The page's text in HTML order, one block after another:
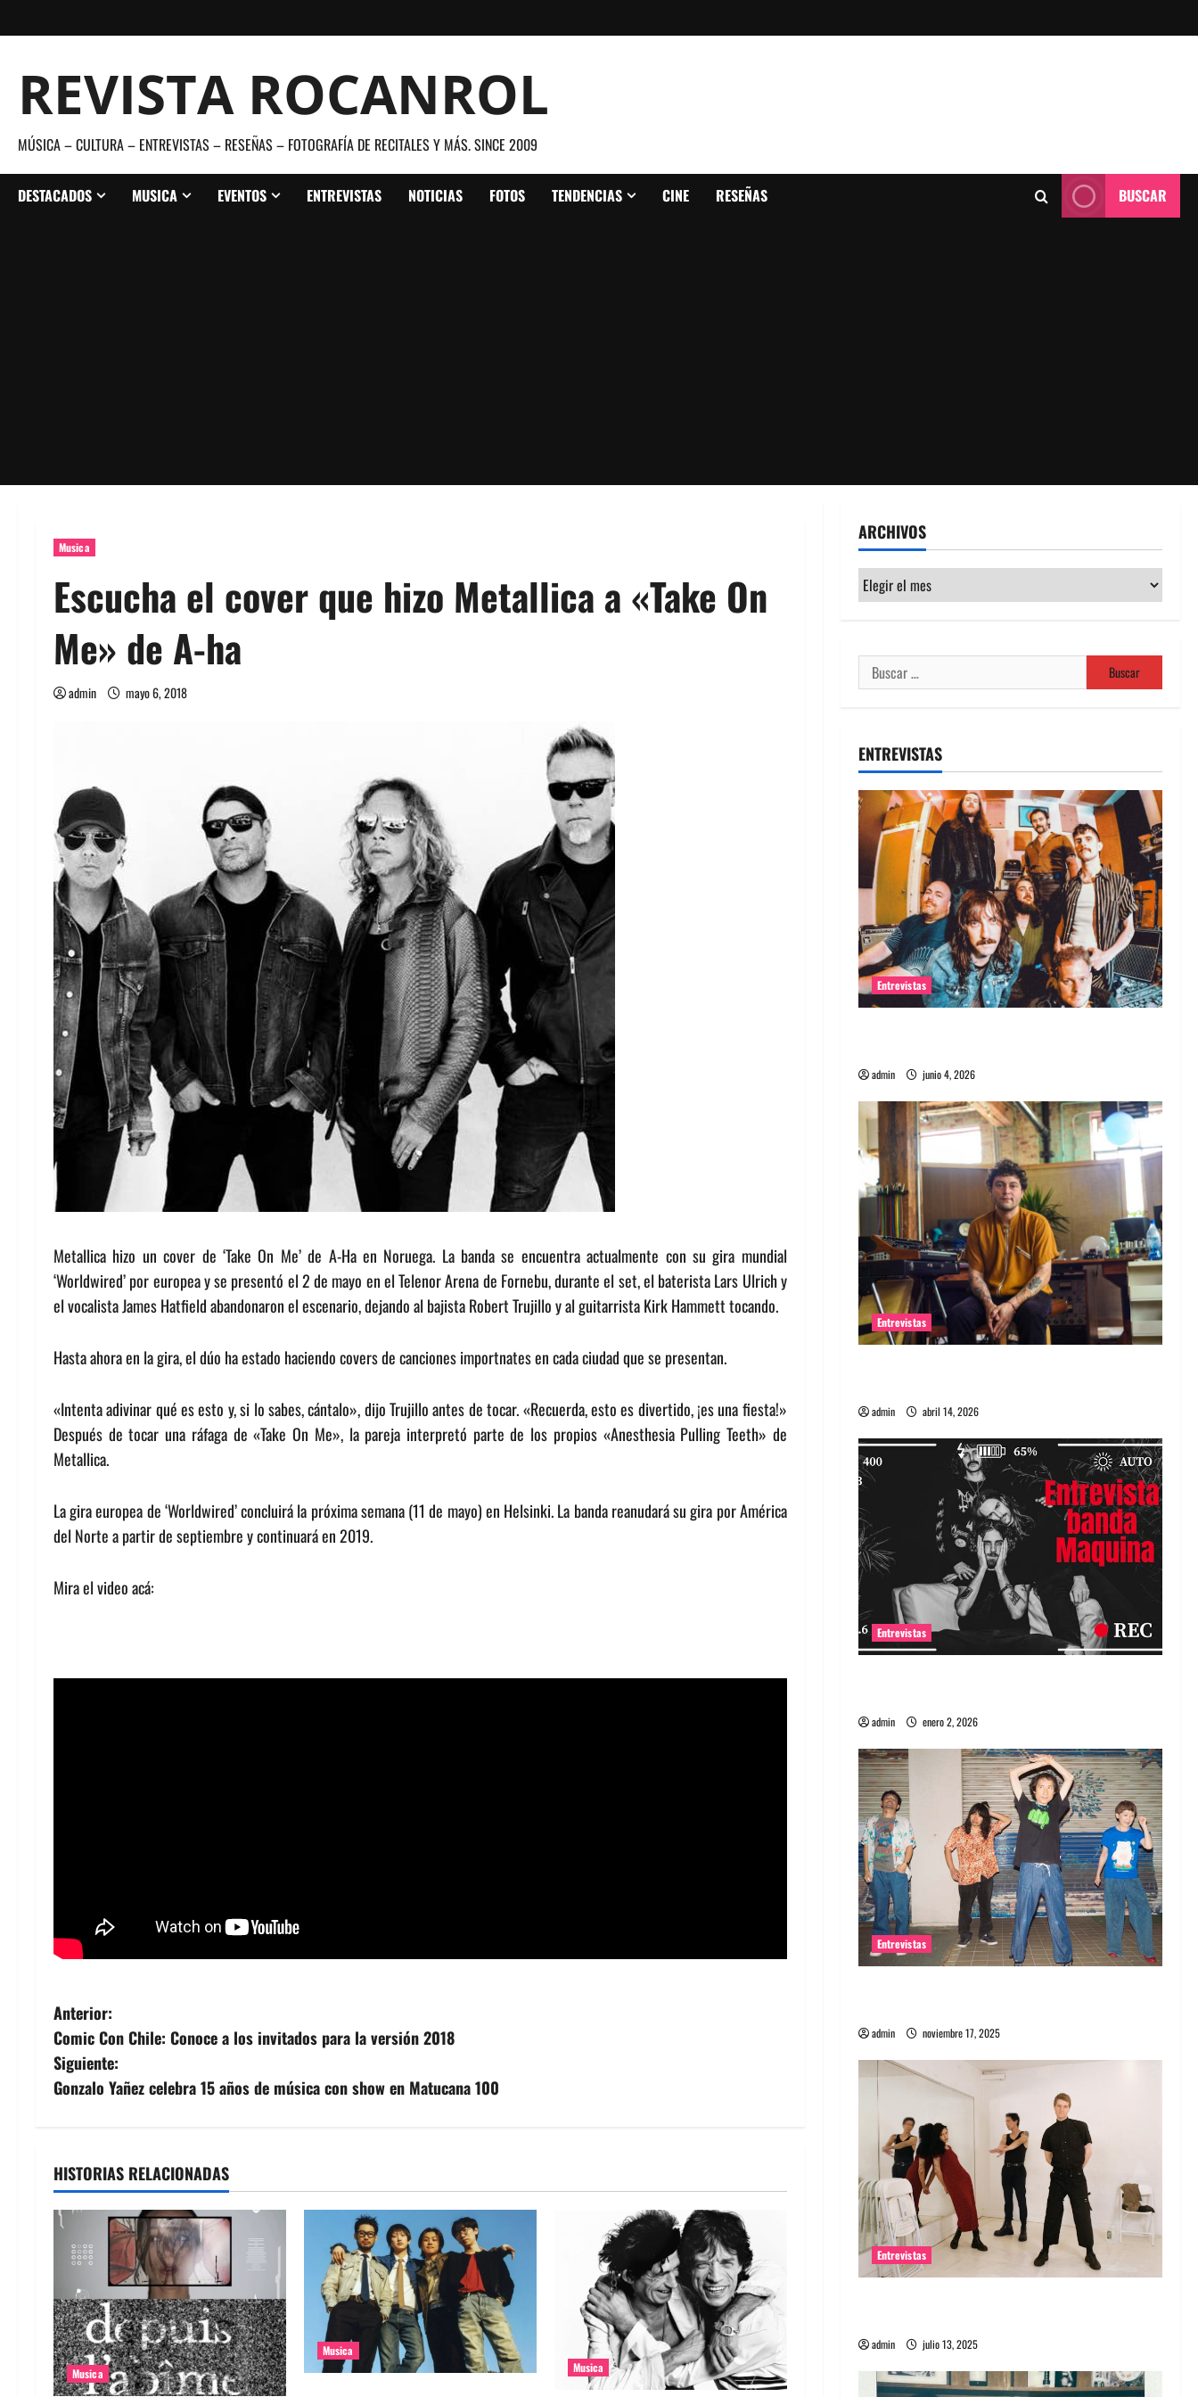
al
REVISTA ROCANROL
MÚSICA – CULTURA – ENTREVISTAS – RESEÑAS – FOTOGRAFÍA DE RECITALES Y MÁS. SINCE 2009
DESTACADOS MUSICA EVENTOS ENTREVISTAS NOTICIAS FOTOS TENDENCIAS CINE RESEÑAS BUSCAR
Musica
Escucha el cover que hizo Metallica a «Take On
Me» de A-ha
admin mayo 6, 2018
Metallica hizo un cover de ‘Take On Me’ de A-Ha en Noruega. La banda se encuentra actualmente con su gira mundial
‘Worldwired’ por europea y se presentó el 2 de mayo en el Telenor Arena de Fornebu, durante el set, el baterista Lars Ulrich y
el vocalista James Hatfield abandonaron el escenario, dejando al bajista Robert Trujillo y al guitarrista Kirk Hammett tocando.
Hasta ahora en la gira, el dúo ha estado haciendo covers de canciones importnates en cada ciudad que se presentan.
«Intenta adivinar qué es esto y, si lo sabes, cántalo», dijo Trujillo antes de tocar. «Recuerda, esto es divertido, ¡es una fiesta!»
Después de tocar una ráfaga de «Take On Me», la pareja interpretó parte de los propios «Anesthesia Pulling Teeth» de
Metallica.
La gira europea de ‘Worldwired’ concluirá la próxima semana (11 de mayo) en Helsinki. La banda reanudará su gira por América
del Norte a partir de septiembre y continuará en 2019.
Mira el video acá:
N
a
v
g
a
c
ó
n
Anterior:
Comic Con Chile: Conoce a los invitados para la versión 2018
Siguiente:
Gonzalo Yañez celebra 15 años de música con show en Matucana 100
HISTORIAS RELACIONADAS
Musica
Musica
Musica
ARCHIVOS
Archivos
Buscar:
ENTREVISTAS
Entrevistas
admin junio 4, 2026
Entrevistas
admin abril 14, 2026
Entrevistas
admin enero 2, 2026
Entrevistas
admin noviembre 17, 2025
Entrevistas
admin julio 13, 2025